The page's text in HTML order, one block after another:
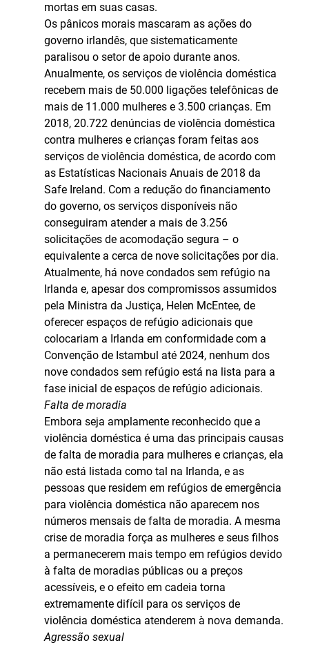
mortas em suas casas.
Os pânicos morais mascaram as ações do
governo irlandês, que sistematicamente
paralisou o setor de apoio durante anos.
Anualmente, os serviços de violência doméstica
recebem mais de 50.000 ligações telefônicas de
mais de 11.000 mulheres e 3.500 crianças. Em
2018, 20.722 denúncias de violência doméstica
contra mulheres e crianças foram feitas aos
serviços de violência doméstica, de acordo com
as Estatísticas Nacionais Anuais de 2018 da
Safe Ireland. Com a redução do financiamento
do governo, os serviços disponíveis não
conseguiram atender a mais de 3.256
solicitações de acomodação segura – o
equivalente a cerca de nove solicitações por dia.
Atualmente, há nove condados sem refúgio na
Irlanda e, apesar dos compromissos assumidos
pela Ministra da Justiça, Helen McEntee, de
oferecer espaços de refúgio adicionais que
colocariam a Irlanda em conformidade com a
Convenção de Istambul até 2024, nenhum dos
nove condados sem refúgio está na lista para a
fase inicial de espaços de refúgio adicionais.
Falta de moradia
Embora seja amplamente reconhecido que a
violência doméstica é uma das principais causas
de falta de moradia para mulheres e crianças, ela
não está listada como tal na Irlanda, e as
pessoas que residem em refúgios de emergência
para violência doméstica não aparecem nos
números mensais de falta de moradia. A mesma
crise de moradia força as mulheres e seus filhos
a permanecerem mais tempo em refúgios devido
à falta de moradias públicas ou a preços
acessíveis, e o efeito em cadeia torna
extremamente difícil para os serviços de
violência doméstica atenderem à nova demanda.
Agressão sexual